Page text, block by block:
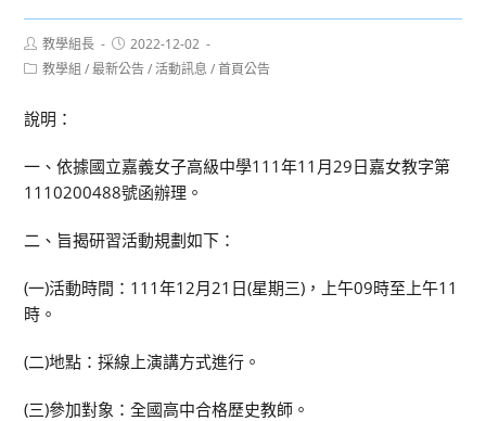
Post
author:
教學組長
Post
published:
2022-12-02
Post教學組 / 最新公告 / 活動訊息 / 首頁公告
說明：
一、依據國立嘉義女子高級中學111年11月29日嘉女教字第
1110200488號函辦理。
二、旨揭研習活動規劃如下：
(一)活動時間：111年12月21日(星期三)，上午09時至上午11
時。
(二)地點：採線上演講方式進行。
(三)參加對象：全國高中合格歷史教師。